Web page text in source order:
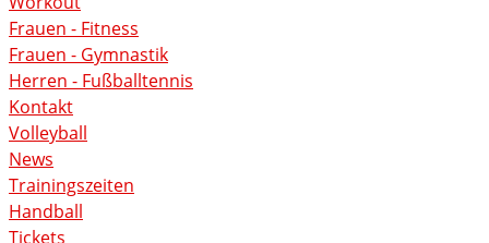
Frauen - Fitness
Frauen - Gymnastik
Herren - Fußballtennis
Kontakt
Volleyball
News
Trainingszeiten
Handball
Tickets